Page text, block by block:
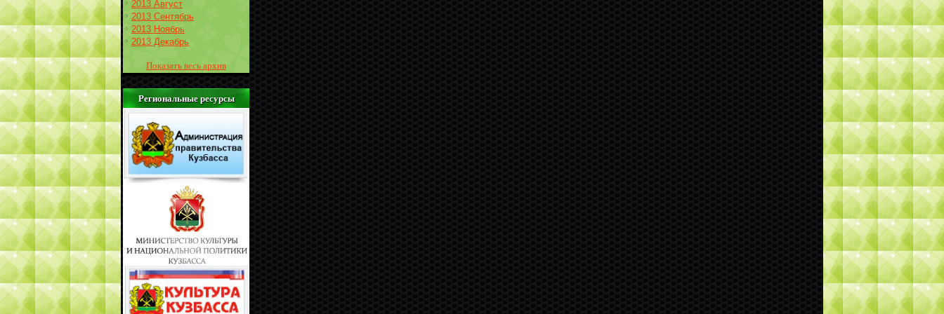
2013 Август
2013 Сентябрь
2013 Ноябрь
2013 Декабрь
Показать весь архив
Региональные ресурсы